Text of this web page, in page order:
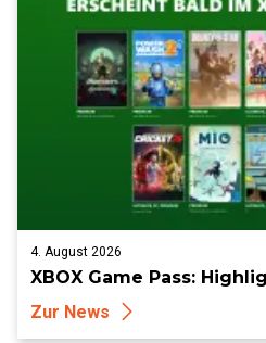
4. August 2026
XBOX Game Pass:
Zur News